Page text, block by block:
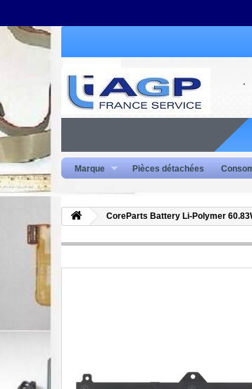
Marque Pièces détachées
CoreParts Battery Li-Polymer